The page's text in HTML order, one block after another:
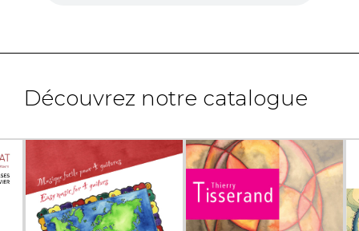
Découvrez notre catalogue